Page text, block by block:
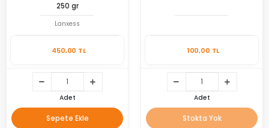
250 gr
Lanxess
450,00 TL
Adet
Sepete Ekle
100,00 TL
Adet
Stokta Yok